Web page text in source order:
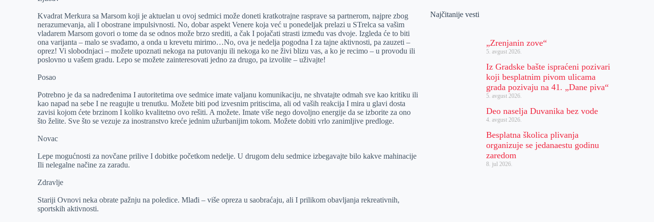
Kvadrat Merkura sa Marsom koji je aktuelan u ovoj sedmici može doneti kratkotrajne rasprave sa partnerom, najpre zbog
nerazumevanja, ali I obostrane impulsivnosti. No, dobar aspekt Venere koja već u ponedeljak prelazi u STrelca sa vašim
vladarem Marsom govori o tome da se odnos može brzo srediti, a čak I pojačati strasti između vas dvoje. Izgleda će to biti
ona varijanta – malo se svađamo, a onda u krevetu mirimo…No, ova je nedelja pogodna I za tajne aktivnosti, pa zauzeti –
oprez! Vi slobodnjaci – možete upoznati nekoga na putovanju ili nekoga ko ne živi blizu vas, a ko je recimo – u provodu ili
poslovno u vašem gradu. Lepo se možete zainteresovati jedno za drugo, pa izvolite – uživajte!
Posao
Potrebno je da sa nadređenima I autoritetima ove sedmice imate valjanu komunikaciju, ne shvatajte odmah sve kao kritiku ili
kao napad na sebe I ne reagujte u trenutku. Možete biti pod izvesnim pritiscima, ali od vaših reakcija I mira u glavi dosta
zavisi kojom ćete brzinom I koliko kvalitetno ovo rešiti. A možete. Imate više nego dovoljno energije da se izborite za ono
što želite. Sve što se vezuje za inostranstvo kreće jednim užurbanijim tokom. Možete dobiti vrlo zanimljive predloge.
Novac
Lepe mogućnosti za novčane prilive I dobitke početkom nedelje. U drugom delu sedmice izbegavajte bilo kakve mahinacije
Ili nelegalne načine za zaradu.
Zdravlje
Stariji Ovnovi neka obrate pažnju na poledice. Mlađi – više opreza u saobraćaju, ali I prilikom obavljanja rekreativnih,
sportskih aktivnosti.
Najčitanije vesti
„Zrenjanin zove“
5. avgust 2026.
Iz Gradske bašte ispraćeni pozivari
koji besplatnim pivom ulicama
grada pozivaju na 41. „Dane piva“
5. avgust 2026.
Deo naselja Duvanika bez vode
4. avgust 2026.
Besplatna školica plivanja
organizuje se jedanaestu godinu
zaredom
8. jul 2026.